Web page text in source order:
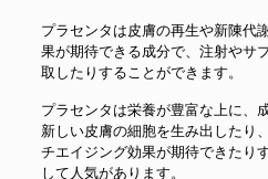
プラセンタは皮膚の再生や新陳代
果が期待できる成分で、注射やサ
取したりすることができます。
プラセンタは栄養が豊富な上に、
新しい皮膚の細胞を生み出したり
チエイジング効果が期待できたり
して人気があります。